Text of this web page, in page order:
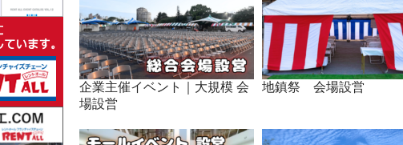
企業主催イベント｜大規模 会
場設営
地鎮祭 会場設営